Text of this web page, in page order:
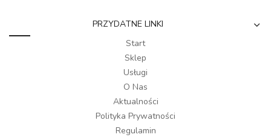
PRZYDATNE LINKI
Start
Sklep
Usługi
O Nas
Aktualności
Polityka Prywatności
Regulamin